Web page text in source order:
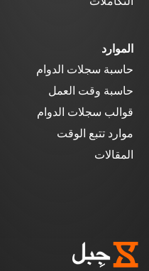
الموارد
حاسبة سجلات الدوام
حاسبة وقت العمل
قوالب سجلات الدوام
موارد تتبع الوقت
المقالات